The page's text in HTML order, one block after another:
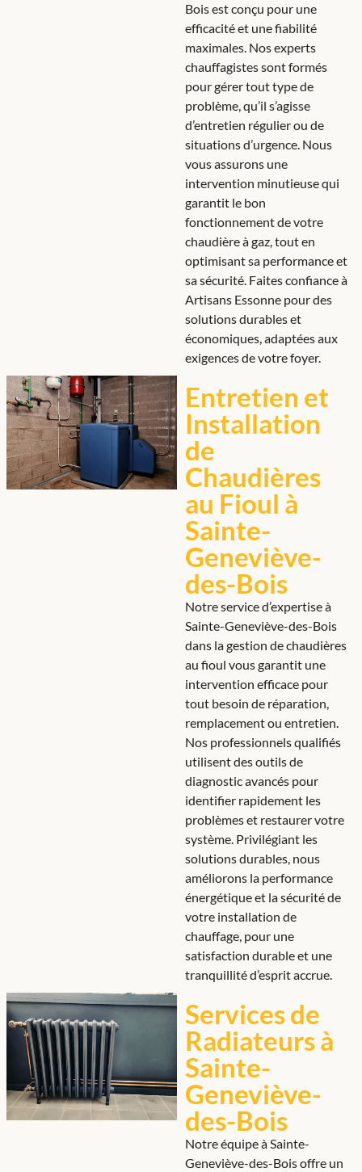
Bois est conçu pour une
efficacité et une fiabilité
maximales. Nos experts
chauffagistes sont formés
pour gérer tout type de
problème, qu’il s’agisse
d’entretien régulier ou de
situations d’urgence. Nous
vous assurons une
intervention minutieuse qui
garantit le bon
fonctionnement de votre
chaudière à gaz, tout en
optimisant sa performance et
sa sécurité. Faites confiance à
Artisans Essonne pour des
solutions durables et
économiques, adaptées aux
exigences de votre foyer.
Entretien et
Installation
de
Chaudières
au Fioul à
Sainte-
Geneviève-
des-Bois
Notre service d’expertise à
Sainte-Geneviève-des-Bois
dans la gestion de chaudières
au fioul vous garantit une
intervention efficace pour
tout besoin de réparation,
remplacement ou entretien.
Nos professionnels qualifiés
utilisent des outils de
diagnostic avancés pour
identifier rapidement les
problèmes et restaurer votre
système. Privilégiant les
solutions durables, nous
améliorons la performance
énergétique et la sécurité de
votre installation de
chauffage, pour une
satisfaction durable et une
tranquillité d’esprit accrue.
Services de
Radiateurs à
Sainte-
Geneviève-
des-Bois
Notre équipe à Sainte-
Geneviève-des-Bois offre un